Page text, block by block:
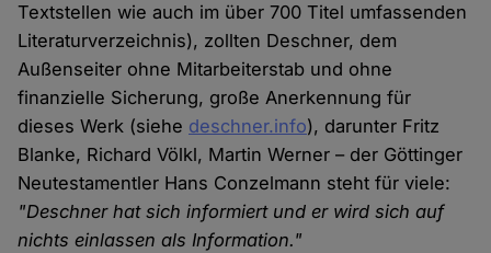
Textstellen wie auch im über 700 Titel umfassenden
Literaturverzeichnis), zollten Deschner, dem
Außenseiter ohne Mitarbeiterstab und ohne
finanzielle Sicherung, große Anerkennung für
dieses Werk (siehe deschner.info), darunter Fritz
Blanke, Richard Völkl, Martin Werner – der Göttinger
Neutestamentler Hans Conzelmann steht für viele:
"Deschner hat sich informiert und er wird sich auf
nichts einlassen als Information."